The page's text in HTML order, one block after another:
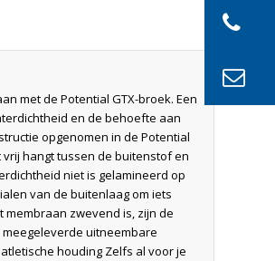
met de Potential GTX-broek. Een
en de behoefte aan
opgenomen in de Potential
vrij hangt tussen de buitenstof en
niet is gelamineerd op
van de buitenlaag om iets
zwevend is, zijn de
meegeleverde uitneembare
houding Zelfs al voor je